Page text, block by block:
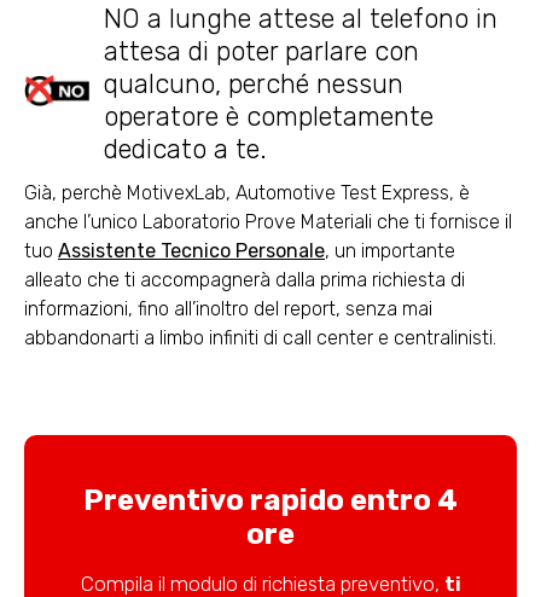
NO a lunghe attese al telefono in
attesa di poter parlare con
qualcuno, perché nessun
operatore è completamente
dedicato a te.
Già, perchè MotivexLab, Automotive Test Express, è
anche l’unico Laboratorio Prove Materiali che ti fornisce il
tuo Assistente Tecnico Personale, un importante
alleato che ti accompagnerà dalla prima richiesta di
informazioni, fino all’inoltro del report, senza mai
abbandonarti a limbo infiniti di call center e centralinisti.
Preventivo rapido entro 4
ore
Compila il modulo di richiesta preventivo, ti